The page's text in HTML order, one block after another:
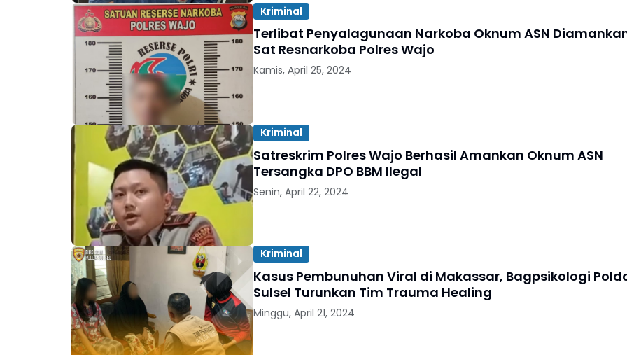
Kriminal
Terlibat Penyalagunaan Narkoba Oknum ASN
Sat Resnarkoba Polres Wajo
Kamis, April 25, 2024
Kriminal
Satreskrim Polres Wajo Berhasil Amankan Oknum ASN
Tersangka DPO BBM Ilegal
Senin, April 22, 2024
Kriminal
Kasus Pembunuhan Viral di Makassar, Bagpsikologi
Sulsel Turunkan Tim Trauma Healing
Minggu, April 21, 2024